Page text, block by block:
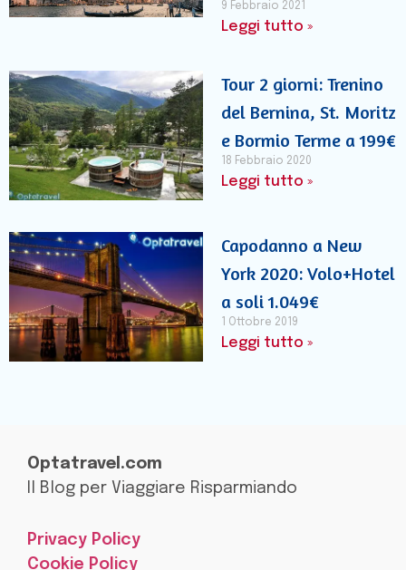
9 Febbraio 2021
Leggi tutto »
Tour 2 giorni: Trenino
del Bernina, St. Moritz
e Bormio Terme a 199€
18 Febbraio 2020
Leggi tutto »
Capodanno a New
York 2020: Volo+Hotel
a soli 1.049€
1 Ottobre 2019
Leggi tutto »
Optatravel.com
Il Blog per Viaggiare Risparmiando
Privacy Policy
Cookie Policy